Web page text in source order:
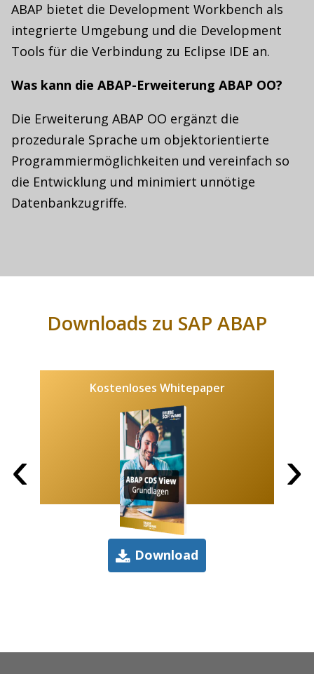
ABAP bietet die Development Workbench als
integrierte Umgebung und die Development
Tools für die Verbindung zu Eclipse IDE an.
Was kann die ABAP-Erweiterung ABAP OO?
Die Erweiterung ABAP OO ergänzt die
prozedurale Sprache um objektorientierte
Programmiermöglichkeiten und vereinfach so
die Entwicklung und minimiert unnötige
Datenbankzugriffe.
Downloads zu SAP ABAP
‹
Kostenloses Whitepaper
Download
›